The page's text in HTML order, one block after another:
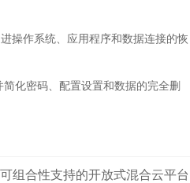
操作系统、应用程序和数据连接的恢
化密码、配置设置和数据的完全删
组合性支持的开放式混合云平台